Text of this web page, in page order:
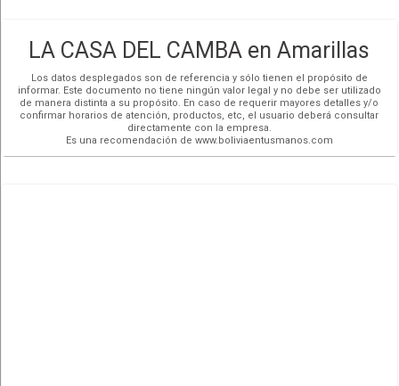
LA CASA DEL CAMBA en Amarillas
Los datos desplegados son de referencia y sólo tienen el propósito de
informar. Este documento no tiene ningún valor legal y no debe ser utilizado
de manera distinta a su propósito. En caso de requerir mayores detalles y/o
confirmar horarios de atención, productos, etc, el usuario deberá consultar
directamente con la empresa.
Es una recomendación de www.boliviaentusmanos.com